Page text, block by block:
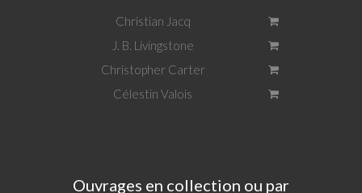
Christian Jacq
J. B. Livingstone
Christopher Carter
Célestin Valois
Ouvrages en collection ou par